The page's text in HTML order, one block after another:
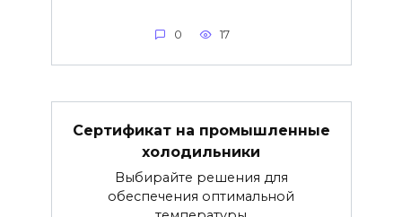
0 17
Сертификат на промышленные
холодильники
Выбирайте решения для
обеспечения оптимальной